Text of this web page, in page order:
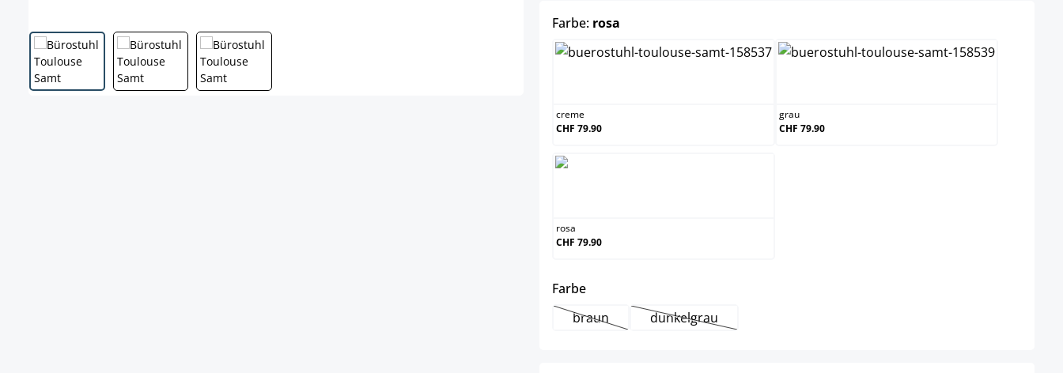
Farbe: rosa
creme
CHF 79.90
grau
CHF 79.90
rosa
CHF 79.90
Farbeauswählen
braun(Diese Option ist zurzeit nicht verfügbar.)
dunkelgrau(Diese Option ist zurzeit nicht verfügbar.)